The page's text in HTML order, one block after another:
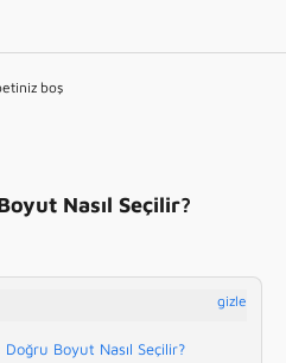
boş
Nasıl Seçilir?
gizle
Boyut Nasıl Seçilir?